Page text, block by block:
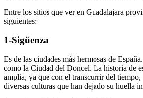
Entre los sitios que ver en Guadalajara
siguientes:
1-Sigüenza
Es de las ciudades más hermosas de
como la Ciudad del Doncel. La historia de
amplia, ya que con el transcurrir del tiempo,
diversas culturas que han dejado su huella